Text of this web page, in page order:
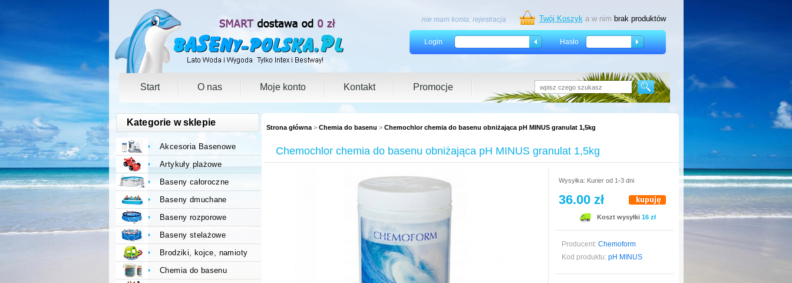
Twój Koszyka w nim brak produktów
nie mam konta: rejestracja
Login Hasło
Start O nas Moje konto Kontakt Promocje
Strona główna > Chemia do basenu > Chemochlor chemia do basenu obniżająca pH MINUS granulat 1,5kg
Chemochlor chemia do basenu obniżająca pH MINUS granulat 1,5kg
Wysyłka: Kurier od 1-3 dni
36.00 zł
Koszt wysyłki 16 zł
Producent: Chemoform
Kod produktu: pH MINUS
Kategorie w sklepie
Akcesoria Basenowe
Artykuły plażowe
Baseny całoroczne
Baseny dmuchane
Baseny rozporowe
Baseny stelażowe
Brodziki, kojce, namioty
Chemia do basenu